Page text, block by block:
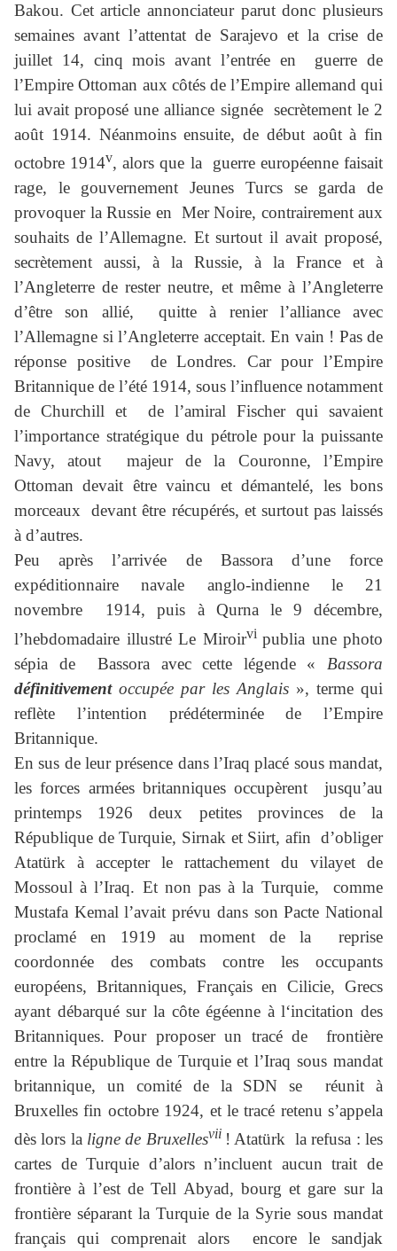
Bakou. Cet article annonciateur parut donc plusieurs
semaines avant l’attentat de Sarajevo et la crise de
juillet 14, cinq mois avant l’entrée en guerre de
l’Empire Ottoman aux côtés de l’Empire allemand qui
lui avait proposé une alliance signée secrètement le 2
août 1914. Néanmoins ensuite, de début août à fin
octobre 1914v, alors que la guerre européenne faisait
rage, le gouvernement Jeunes Turcs se garda de
provoquer la Russie en Mer Noire, contrairement aux
souhaits de l’Allemagne. Et surtout il avait proposé,
secrètement aussi, à la Russie, à la France et à
l’Angleterre de rester neutre, et même à l’Angleterre
d’être son allié, quitte à renier l’alliance avec
l’Allemagne si l’Angleterre acceptait. En vain ! Pas de
réponse positive de Londres. Car pour l’Empire
Britannique de l’été 1914, sous l’influence notamment
de Churchill et de l’amiral Fischer qui savaient
l’importance stratégique du pétrole pour la puissante
Navy, atout majeur de la Couronne, l’Empire
Ottoman devait être vaincu et démantelé, les bons
morceaux devant être récupérés, et surtout pas laissés
à d’autres.
Peu après l’arrivée de Bassora d’une force
expéditionnaire navale anglo-indienne le 21
novembre 1914, puis à Qurna le 9 décembre,
l’hebdomadaire illustré Le Miroirvi publia une photo
sépia de Bassora avec cette légende « Bassora
définitivement occupée par les Anglais », terme qui
reflète l’intention prédéterminée de l’Empire
Britannique.
En sus de leur présence dans l’Iraq placé sous mandat,
les forces armées britanniques occupèrent jusqu’au
printemps 1926 deux petites provinces de la
République de Turquie, Sirnak et Siirt, afin d’obliger
Atatürk à accepter le rattachement du vilayet de
Mossoul à l’Iraq. Et non pas à la Turquie, comme
Mustafa Kemal l’avait prévu dans son Pacte National
proclamé en 1919 au moment de la reprise
coordonnée des combats contre les occupants
européens, Britanniques, Français en Cilicie, Grecs
ayant débarqué sur la côte égéenne à l‘incitation des
Britanniques. Pour proposer un tracé de frontière
entre la République de Turquie et l’Iraq sous mandat
britannique, un comité de la SDN se réunit à
Bruxelles fin octobre 1924, et le tracé retenu s’appela
dès lors la ligne de Bruxellesvii ! Atatürk la refusa : les
cartes de Turquie d’alors n’incluent aucun trait de
frontière à l’est de Tell Abyad, bourg et gare sur la
frontière séparant la Turquie de la Syrie sous mandat
français qui comprenait alors encore le sandjak